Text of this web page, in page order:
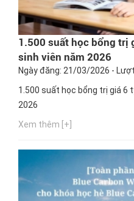
1.500 suất học bổng trị
sinh viên năm 2026
Ngày đăng: 21/03/2026 -
1.500 suất học bổng trị giá 6
2026
Xem thêm [+]